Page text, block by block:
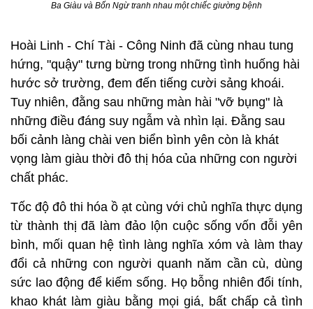
Ba Giàu và Bốn Ngừ tranh nhau một chiếc giường bệnh
Hoài Linh - Chí Tài - Công Ninh đã cùng nhau tung
hứng, "quậy" tưng bừng trong những tình huống hài
hước sở trường, đem đến tiếng cười sảng khoái.
Tuy nhiên, đằng sau những màn hài "vỡ bụng" là
những điều đáng suy ngẫm và nhìn lại. Đằng sau
bối cảnh làng chài ven biển bình yên còn là khát
vọng làm giàu thời đô thị hóa của những con người
chất phác.
Tốc độ đô thi hóa ồ ạt cùng với chủ nghĩa thực dụng
từ thành thị đã làm đảo lộn cuộc sống vốn đỗi yên
bình, mối quan hệ tình làng nghĩa xóm và làm thay
đổi cả những con người quanh năm cần cù, dùng
sức lao động để kiếm sống. Họ bỗng nhiên đổi tính,
khao khát làm giàu bằng mọi giá, bất chấp cả tình